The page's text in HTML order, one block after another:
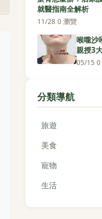
就醫指南全解析
11/28·0 瀏覽
喉嚨沙
親授3
保養秘
05/15·0
分類導航
旅遊
美食
寵物
生活